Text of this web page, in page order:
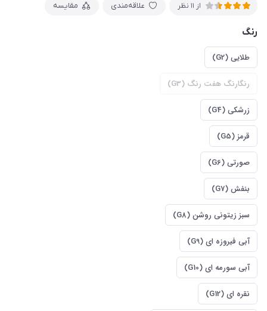
از 11 نظر علاقه‌مندی مقایسه
رنگ
طلایی (G2)
رنگارنگ هفت رنگ (G3)
زرشکی (G4)
قرمز (G5)
صورتی (G6)
بنفش (G7)
سبز زیتونی روشن (G8)
آبی فیروزه ای (G9)
آبی سورمه ای (G10)
نقره ای (G12)